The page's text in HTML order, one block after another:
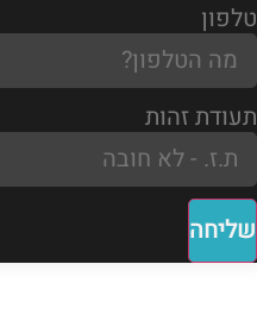
טלפון
תעודת זהות
שליחה